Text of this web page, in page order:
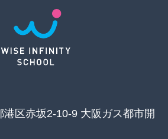
港区赤坂2-10-9 大阪ガス都市開